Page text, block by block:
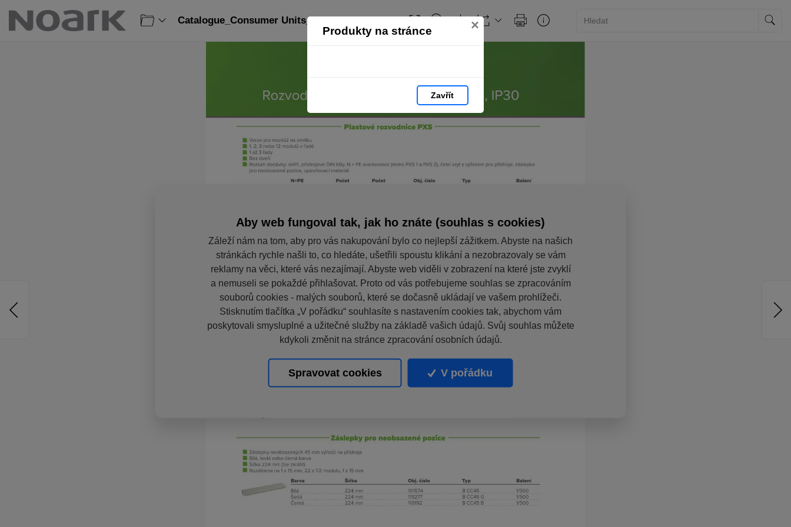
Produkty na stránce ×
Zavřít
Catalogue_Consumer Units_CZ: strana 36
Aby web fungoval tak, jak ho znáte (souhlas s cookies)
Záleží nám na tom, aby pro vás nakupování bylo co nejlepší zážitkem. Abyste na našich
stránkách rychle našli to, co hledáte, ušetřili spoustu klikání a nezobrazovaly se vám
reklamy na věci, které vás nezajímají. Abyste web viděli v zobrazení na které jste zvyklí
a nemuseli se pokaždé přihlašovat. Proto od vás potřebujeme souhlas se zpracováním
souborů cookies - malých souborů, které se dočasně ukládají ve vašem prohlížeči.
Stisknutím tlačítka „V pořádku“ souhlasíte s nastavením cookies tak, abychom vám
poskytovali smysluplné a užitečné služby na základě vašich údajů. Svůj souhlas můžete
kdykoli změnit na stránce zpracování osobních údajů.
Spravovat cookies V pořádku